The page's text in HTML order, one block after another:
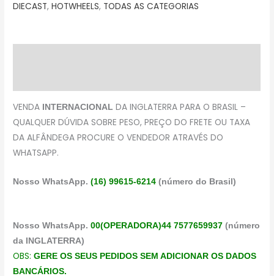
DIECAST,HOTWHEELS, TODAS AS CATEGORIAS
VENDA INTERNACIONAL DA INGLATERRA PARA O BRASIL –
QUALQUER DÚVIDA SOBRE PESO, PREÇO DO FRETE OU TAXA
DA ALFÂNDEGA PROCURE O VENDEDOR ATRAVÉS DO
WHATSAPP.
Nosso WhatsApp.(16) 99615-6214 (número do Brasil)
Nosso WhatsApp.00(OPERADORA)44 7577659937 (número
da INGLATERRA)
OBS:GERE OS SEUS PEDIDOS SEM ADICIONAR OS DADOS
BANCÁRIOS.